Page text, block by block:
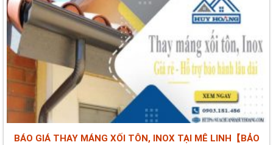
BÁO GIÁ THAY MÁNG XỐI TÔN, INOX TẠI MÊ LINH【BẢO